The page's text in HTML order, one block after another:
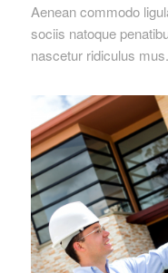
Aenean commodo
sociis natoque
nascetur ridiculus mus.